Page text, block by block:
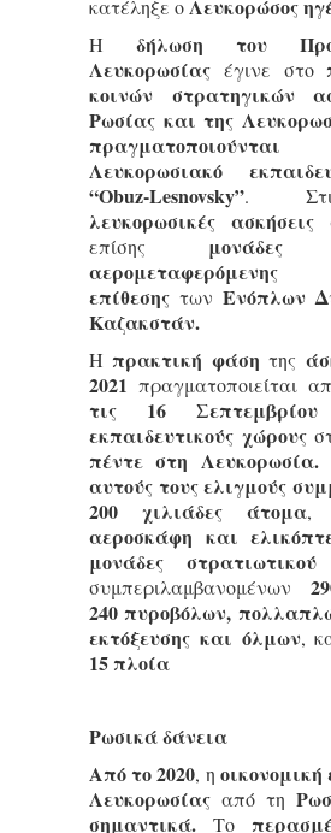
κατέληξε ο Λευκορώσος
Η δήλωση του
Λευκορωσίας έγινε στο
κοινών στρατηγικών
Ρωσίας και της
Λευκορωσιακό
“Obuz-Lesnovsky”.
λευκορωσικές ασκήσεις
επίσης μονάδες
αερομεταφερόμενης
επίθεσης των Ενόπλων
Καζακστάν.
Η πρακτική φάση της
2021 πραγματοποιείται
τις 16 Σεπτεμβρίου
εκπαιδευτικούς χώρους
πέντε στη Λευκορωσία.
αυτούς τους ελιγμούς
200 χιλιάδες άτομα,
αεροσκάφη και
μονάδες στρατιωτικού
συμπεριλαμβανομένων
240 πυροβόλων,
εκτόξευσης και όλμων,
15 πλοία
Ρωσικά δάνεια
Από το 2020, η
Λευκορωσίας από τη
σημαντικά. Το